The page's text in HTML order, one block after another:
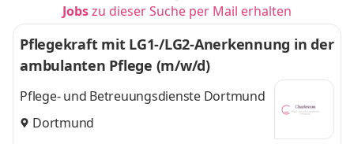
Jobszu dieser Suche per Mail erhalten
Pflegekraft mit LG1-/LG2-Anerkennung in der
ambulanten Pflege (m/w/d)
Pflege- und Betreuungsdienste Dortmund
Dortmund